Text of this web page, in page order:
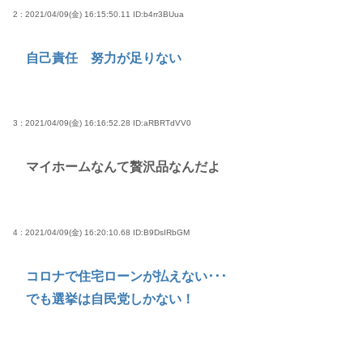
2 : 2021/04/09(金) 16:15:50.11 ID:b4rr3BUua
自己責任 努力が足りない
3 : 2021/04/09(金) 16:16:52.28 ID:aRBRTdVV0
マイホームなんて贅沢品なんだよ
4 : 2021/04/09(金) 16:20:10.68 ID:B9DsIRbGM
コロナで住宅ローンが払えない･･･
でも選挙は自民党しかない！